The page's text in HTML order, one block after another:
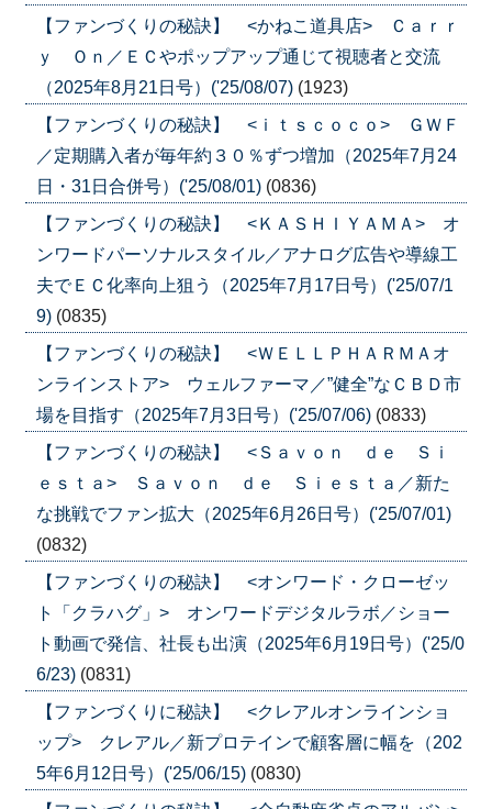
【ファンづくりの秘訣】 <かねこ道具店> Ｃａｒｒ
ｙ Ｏｎ／ＥＣやポップアップ通じて視聴者と交流
（2025年8月21日号）('25/08/07) (1923)
【ファンづくりの秘訣】 <ｉｔｓｃｏｃｏ> ＧＷＦ
／定期購入者が毎年約３０％ずつ増加（2025年7月24
日・31日合併号）('25/08/01) (0836)
【ファンづくりの秘訣】 <ＫＡＳＨＩＹＡＭＡ> オ
ンワードパーソナルスタイル／アナログ広告や導線工
夫でＥＣ化率向上狙う（2025年7月17日号）('25/07/1
9) (0835)
【ファンづくりの秘訣】 <ＷＥＬＬＰＨＡＲＭＡオ
ンラインストア> ウェルファーマ／”健全”なＣＢＤ市
場を目指す（2025年7月3日号）('25/07/06) (0833)
【ファンづくりの秘訣】 <Ｓａｖｏｎ ｄｅ Ｓｉ
ｅｓｔａ> Ｓａｖｏｎ ｄｅ Ｓｉｅｓｔａ／新た
な挑戦でファン拡大（2025年6月26日号）('25/07/01)
(0832)
【ファンづくりの秘訣】 <オンワード・クローゼッ
ト「クラハグ」> オンワードデジタルラボ／ショー
ト動画で発信、社長も出演（2025年6月19日号）('25/0
6/23) (0831)
【ファンづくりに秘訣】 <クレアルオンラインショ
ップ> クレアル／新プロテインで顧客層に幅を（202
5年6月12日号）('25/06/15) (0830)